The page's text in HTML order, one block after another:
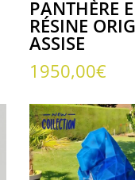
PANTHÈRE
RÉSINE
ASSISE
1950,00€